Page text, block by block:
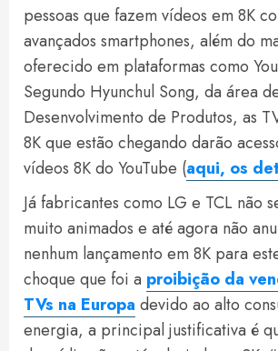
pessoas que fazem vídeos em 8K
avançados smartphones, além do
oferecido em plataformas como
Segundo Hyunchul Song, da área
Desenvolvimento de Produtos, as
8K que estão chegando darão
vídeos 8K do YouTube (aqui, os
Já fabricantes como LG e TCL não
muito animados e até agora não
nenhum lançamento em 8K para
choque que foi a proibição da
TVs na Europa devido ao alto
energia, a principal justificativa é